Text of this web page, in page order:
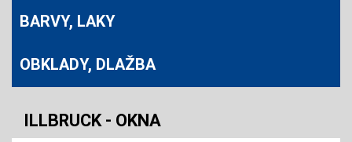
BARVY, LAKY
OBKLADY, DLAŽBA
ILLBRUCK - OKNA